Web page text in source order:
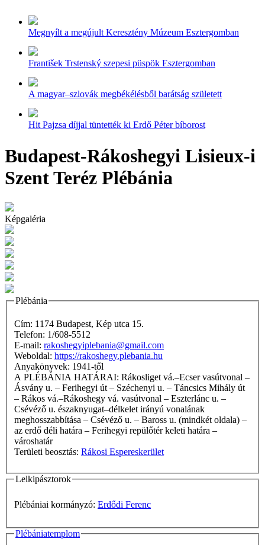
Megnyílt a megújult Keresztény Múzeum Esztergomban
František Trstenský szepesi püspök Esztergomban
A magyar–szlovák megbékélésből barátság született
Hit Pajzsa díjjal tüntették ki Erdő Péter bíborost
Budapest-Rákoshegyi Lisieux-i
Szent Teréz Plébánia
Képgaléria
Plébánia
Cím: 1174 Budapest, Kép utca 15.
Telefon: 1/608-5512
E-mail: rakoshegyiplebania@gmail.com
Weboldal: https://rakoshegy.plebania.hu
Anyakönyvek: 1941-től
A PLÉBÁNIA HATÁRAI: Rákosliget vá.–Ecser vasútvonal –
Ásvány u. – Ferihegyi út – Széchenyi u. – Táncsics Mihály út
– Rákos vá.–Rákoshegy vá. vasútvonal – Eszterlánc u. –
Csévéző u. északnyugat–délkelet irányú vonalának
meghosszabbítása – Csévéző u. – Baross u. (mindkét oldala) –
az erdő déli határa – Ferihegyi repülőtér keleti határa –
városhatár
Területi beosztás: Rákosi Espereskerület
Lelkipásztorok
Plébániai kormányzó: Erdődi Ferenc
Plébániatemplom